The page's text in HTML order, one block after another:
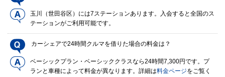
玉川（世田谷区）には7ステーションあります。入会すると全国のス
テーションがご利用可能です。
カーシェアで24時間クルマを借りた場合の料金は？
ベーシックプラン・ベーシッククラスなら24時間7,300円です。プ
ランと車種によって料金が異なります。詳細は料金ページをご覧く